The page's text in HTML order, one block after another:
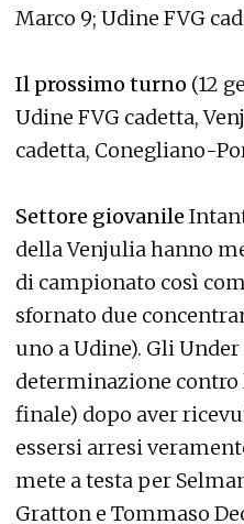
Marco 9; Udine FVG
Il prossimo turno (12
Udine FVG cadetta,
cadetta, Conegliano-
Settore giovanile
della Venjulia hanno
di campionato così
sfornato due
uno a Udine). Gli
determinazione contro
finale) dopo aver
essersi arresi
mete a testa per
Gratton e Tommaso